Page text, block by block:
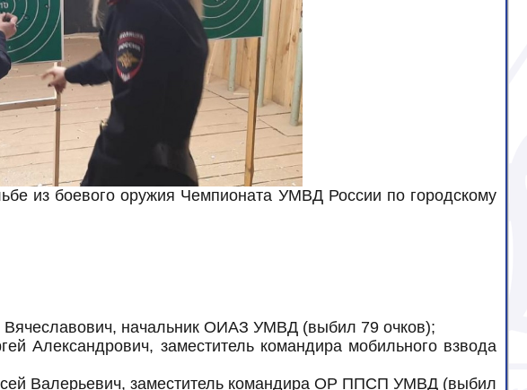
из боевого оружия Чемпионата УМВД России по городскому
начальник ОИАЗ УМВД (выбил 79 очков);
Александрович, заместитель командира мобильного взвода
Валерьевич, заместитель командира ОР ППСП УМВД (выбил